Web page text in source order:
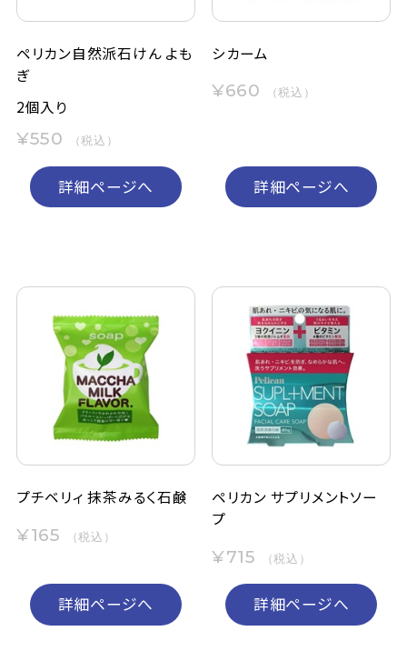
ペリカン自然派石けん よも
ぎ
2個入り
¥550 （税込）
詳細ページへ
シカーム
¥660 （税込）
詳細ページへ
プチベリィ 抹茶みるく石鹸
¥165 （税込）
詳細ページへ
ペリカン サプリメントソー
プ
¥715 （税込）
詳細ページへ